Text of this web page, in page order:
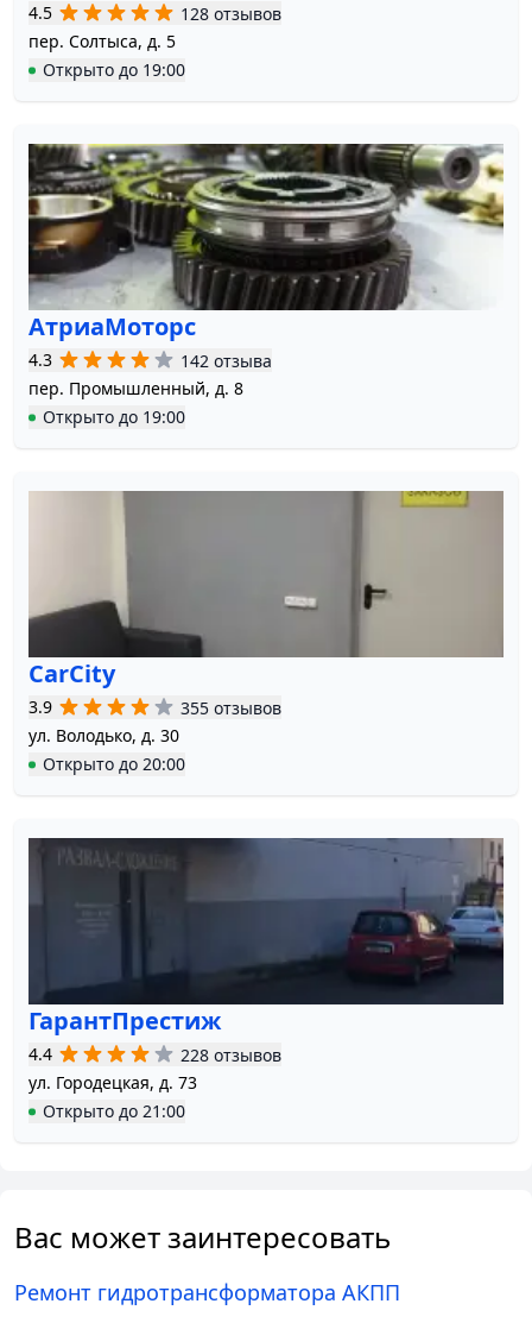
4.5
128 отзывов
пер. Солтыса, д. 5
Открыто до 19:00
АтриаМоторс
4.3
142 отзыва
пер. Промышленный, д. 8
Открыто до 19:00
CarCity
3.9
355 отзывов
ул. Володько, д. 30
Открыто до 20:00
ГарантПрестиж
4.4
228 отзывов
ул. Городецкая, д. 73
Открыто до 21:00
Вас может заинтересовать
Ремонт гидротрансформатора АКПП